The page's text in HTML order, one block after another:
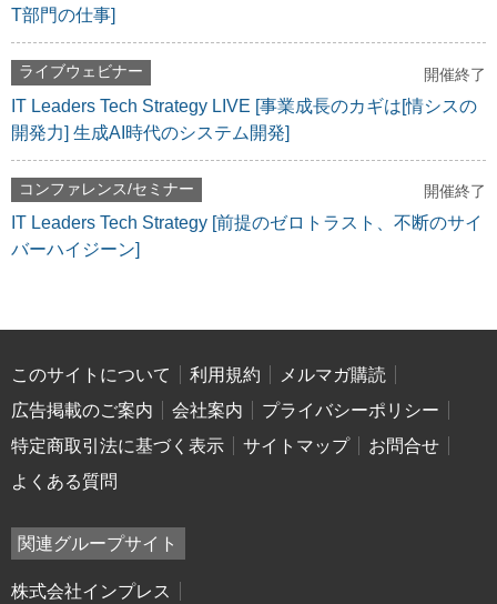
T部門の仕事]
ライブウェビナー 開催終了
IT Leaders Tech Strategy LIVE [事業成長のカギは[情シスの
開発力] 生成AI時代のシステム開発]
コンファレンス/セミナー 開催終了
IT Leaders Tech Strategy [前提のゼロトラスト、不断のサイ
バーハイジーン]
このサイトについて 利用規約
メルマガ購読
広告掲載のご案内
会社案内
プライバシーポリシー
特定商取引法に基づく表示
サイトマップ
お問合せ
よくある質問
関連グループサイト
株式会社インプレス